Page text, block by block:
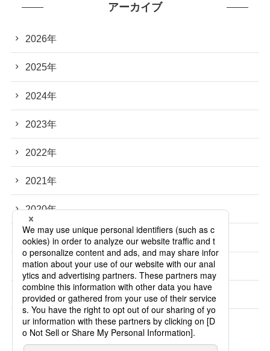
アーカイブ
2026年
2025年
2024年
2023年
2022年
2021年
2020年
2019年
2018年
2017年